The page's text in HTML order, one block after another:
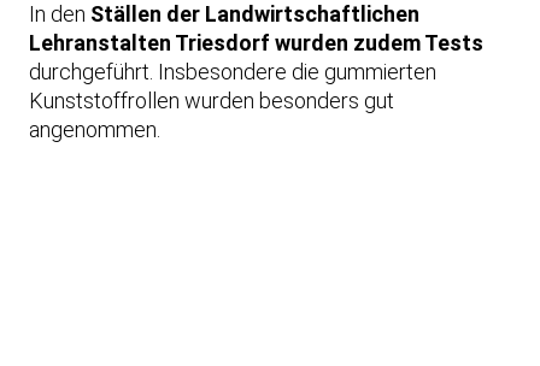
In den Ställen der Landwirtschaftlichen
Lehranstalten Triesdorf wurden zudem Tests
durchgeführt. Insbesondere die gummierten
Kunststoffrollen wurden besonders gut
angenommen.
e
m
L
a
d